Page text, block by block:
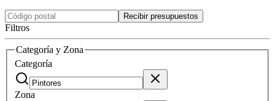
Recibir presupuestos
Filtros
Categoría y Zona
Categoría
Zona